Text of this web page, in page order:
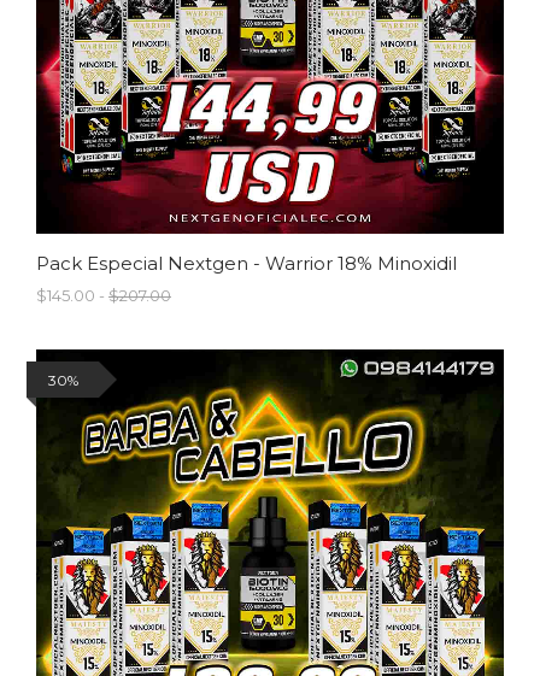
Pack Especial Nextgen - Warrior 18% Minoxidil
$145.00 - $207.00
30%